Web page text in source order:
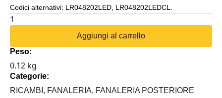
Codici alternativi: LR048202LED, LR048202LEDCL.
FARETTO
NAS
DEFENDER
quantità
Aggiungi al carrello
Peso:
0.12 kg
Categorie:
RICAMBI, FANALERIA, FANALERIA POSTERIORE